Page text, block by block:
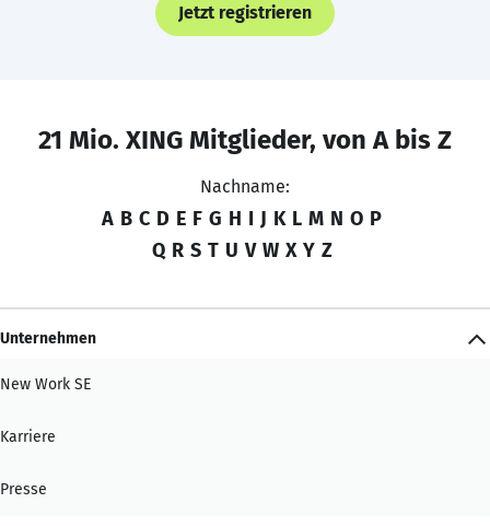
Jetzt registrieren
21 Mio. XING Mitglieder, von A bis Z
Nachname:
A B C D E F G H I J K L M N O P
Q R S T U V W X Y Z
Unternehmen
New Work SE
Karriere
Presse